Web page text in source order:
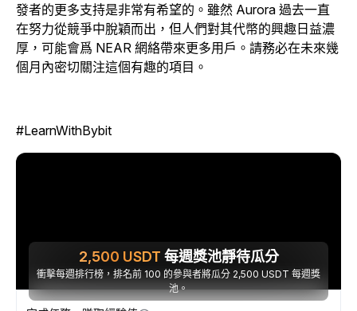
發者的更多支持是非常有希望的。雖然 Aurora 過去一直
在努力從競爭中脫穎而出，但人們對其代幣的興趣日益濃
厚，可能會爲 NEAR 網絡帶來更多用戶。請務必在未來幾
個月內密切關注這個有趣的項目。
#LearnWithBybit
2,500 USDT 每週獎池靜待瓜分
衝擊每週排行榜，排名前 100 的參與者將瓜分 2,500 USDT 每週獎
池。